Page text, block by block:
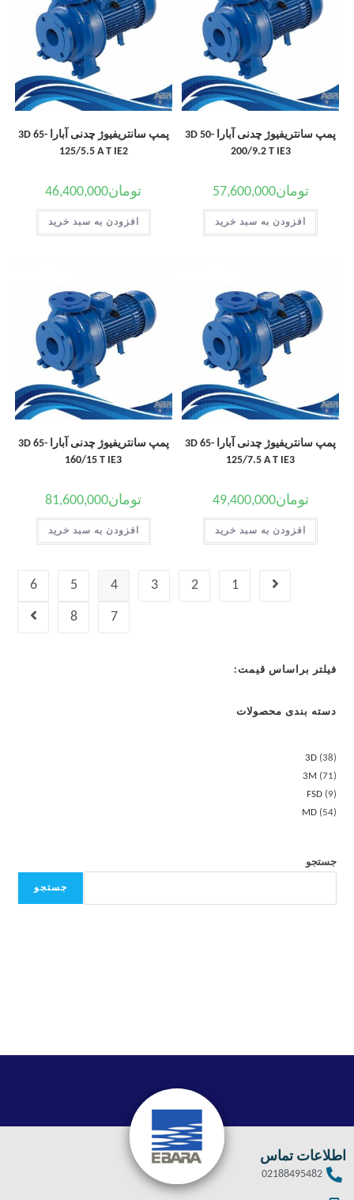
پمپ سانتریفیوژ چدنی آبارا 3D 50-
200/9.2 T IE3
تومان57,600,000
افزودن به سبد خرید
پمپ سانتریفیوژ چدنی آبارا 3D 65-
125/5.5 A T IE2
تومان46,400,000
افزودن به سبد خرید
پمپ سانتریفیوژ چدنی آبارا 3D 65-
125/7.5 A T IE3
تومان49,400,000
افزودن به سبد خرید
پمپ سانتریفیوژ چدنی آبارا 3D 65-
160/15 T IE3
تومان81,600,000
افزودن به سبد خرید
1
2
3
4
5
6
7
8
فیلتر براساس قیمت:
دسته بندی محصولات
3D 38
3M
71
FSD
9
MD
54
جستجو
جستجو
اطلاعات تماس
02188495482